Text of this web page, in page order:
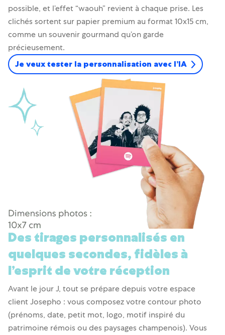
possible, et l’effet “waouh” revient à chaque prise. Les
clichés sortent sur papier premium au format 10x15 cm,
comme un souvenir gourmand qu’on garde
précieusement.
Je veux tester la personnalisation avec l’IA
Des tirages personnalisés en
quelques secondes, fidèles à
l’esprit de votre réception
Avant le jour J, tout se prépare depuis votre espace
client Josepho : vous composez votre contour photo
(prénoms, date, petit mot, logo, motif inspiré du
patrimoine rémois ou des paysages champenois). Vous